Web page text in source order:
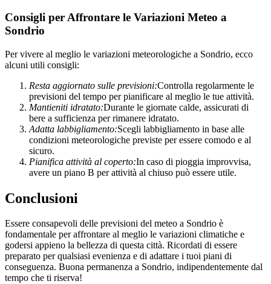
Consigli per Affrontare le Variazioni Meteo a
Sondrio
Per vivere al meglio le variazioni meteorologiche a Sondrio, ecco
alcuni utili consigli:
Resta aggiornato sulle previsioni:Controlla regolarmente le
previsioni del tempo per pianificare al meglio le tue attività.
Mantieniti idratato:Durante le giornate calde, assicurati di
bere a sufficienza per rimanere idratato.
Adatta labbigliamento:Scegli labbigliamento in base alle
condizioni meteorologiche previste per essere comodo e al
sicuro.
Pianifica attività al coperto:In caso di pioggia improvvisa,
avere un piano B per attività al chiuso può essere utile.
Conclusioni
Essere consapevoli delle previsioni del meteo a Sondrio è
fondamentale per affrontare al meglio le variazioni climatiche e
godersi appieno la bellezza di questa città. Ricordati di essere
preparato per qualsiasi evenienza e di adattare i tuoi piani di
conseguenza. Buona permanenza a Sondrio, indipendentemente dal
tempo che ti riserva!